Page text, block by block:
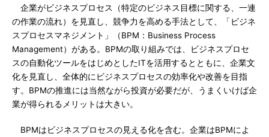
企業がビジネスプロセス（特定のビジネス目標に関する、一連
の作業の流れ）を見直し、競争力を高める手法として、「ビジネ
スプロセスマネジメント」（BPM：Business Process
Management）がある。BPMの取り組みでは、ビジネスプロセ
スの自動化ツールをはじめとしたITを活用するとともに、企業文
化を見直し、全体的にビジネスプロセスの効率化や改善を目指
す。BPMの推進には当然ながら投資が必要だが、うまくいけば企
業が得られるメリットは大きい。
BPMはビジネスプロセスの見える化を含む。企業はBPMによ